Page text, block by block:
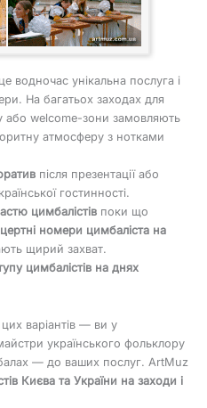
водночас унікальна послуга і
На багатьох заходах для
або welcome-зони замовляють
атмосферу з нотками
після презентації або
гостинності.
цимбалістів поки що
номери цимбаліста на
щирий захват.
цимбалістів на днях
варіантів — ви у
українського фольклору
— до ваших послуг. ArtMuz
Києва та України на заходи і